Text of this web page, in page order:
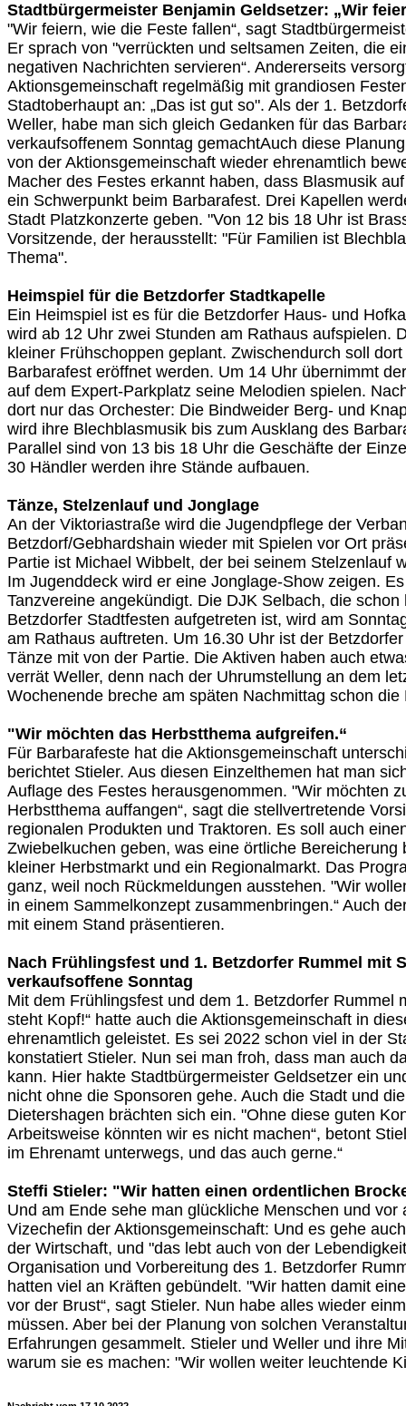
Stadtbürgermeister Benjamin Geldsetzer: „Wir
"Wir feiern, wie die Feste fallen“, sagt
Er sprach von "verrückten und seltsamen Zeiten, die
negativen Nachrichten servieren“. Andererseits
Aktionsgemeinschaft regelmäßig mit grandiosen
Stadtoberhaupt an: „Das ist gut so". Als der 1.
Weller, habe man sich gleich Gedanken für das
verkaufsoffenem Sonntag gemachtAuch diese
von der Aktionsgemeinschaft wieder ehrenamtlich
Macher des Festes erkannt haben, dass Blasmusik
ein Schwerpunkt beim Barbarafest. Drei Kapellen
Stadt Platzkonzerte geben. "Von 12 bis 18 Uhr ist
Vorsitzende, der herausstellt: "Für Familien ist
Thema".
Heimspiel für die Betzdorfer Stadtkapelle
Ein Heimspiel ist es für die Betzdorfer Haus- und
wird ab 12 Uhr zwei Stunden am Rathaus aufspielen.
kleiner Frühschoppen geplant. Zwischendurch soll
Barbarafest eröffnet werden. Um 14 Uhr übernimmt
auf dem Expert-Parkplatz seine Melodien spielen.
dort nur das Orchester: Die Bindweider Berg- und
wird ihre Blechblasmusik bis zum Ausklang des
Parallel sind von 13 bis 18 Uhr die Geschäfte der
30 Händler werden ihre Stände aufbauen.
Tänze, Stelzenlauf und Jonglage
An der Viktoriastraße wird die Jugendpflege der
Betzdorf/Gebhardshain wieder mit Spielen vor Ort
Partie ist Michael Wibbelt, der bei seinem Stelzenlauf
Im Jugenddeck wird er eine Jonglage-Show zeigen.
Tanzvereine angekündigt. Die DJK Selbach, die schon
Betzdorfer Stadtfesten aufgetreten ist, wird am
am Rathaus auftreten. Um 16.30 Uhr ist der
Tänze mit von der Partie. Die Aktiven haben auch
verrät Weller, denn nach der Uhrumstellung an dem
Wochenende breche am späten Nachmittag schon die
"Wir möchten das Herbstthema aufgreifen.“
Für Barbarafeste hat die Aktionsgemeinschaft
berichtet Stieler. Aus diesen Einzelthemen hat man
Auflage des Festes herausgenommen. "Wir möchten
Herbstthema auffangen“, sagt die stellvertretende
regionalen Produkten und Traktoren. Es soll auch
Zwiebelkuchen geben, was eine örtliche Bereicherung
kleiner Herbstmarkt und ein Regionalmarkt. Das
ganz, weil noch Rückmeldungen ausstehen. "Wir
in einem Sammelkonzept zusammenbringen.“ Auch
mit einem Stand präsentieren.
Nach Frühlingsfest und 1. Betzdorfer Rummel mit
verkaufsoffene Sonntag
Mit dem Frühlingsfest und dem 1. Betzdorfer Rummel
steht Kopf!“ hatte auch die Aktionsgemeinschaft in
ehrenamtlich geleistet. Es sei 2022 schon viel in der
konstatiert Stieler. Nun sei man froh, dass man auch
kann. Hier hakte Stadtbürgermeister Geldsetzer ein
nicht ohne die Sponsoren gehe. Auch die Stadt und
Dietershagen brächten sich ein. "Ohne diese guten
Arbeitsweise könnten wir es nicht machen“, betont
im Ehrenamt unterwegs, und das auch gerne.“
Steffi Stieler: "Wir hatten einen ordentlichen
Und am Ende sehe man glückliche Menschen und vor
Vizechefin der Aktionsgemeinschaft: Und es gehe
der Wirtschaft, und "das lebt auch von der
Organisation und Vorbereitung des 1. Betzdorfer
hatten viel an Kräften gebündelt. "Wir hatten damit
vor der Brust“, sagt Stieler. Nun habe alles wieder
müssen. Aber bei der Planung von solchen
Erfahrungen gesammelt. Stieler und Weller und ihre
warum sie es machen: "Wir wollen weiter leuchtende